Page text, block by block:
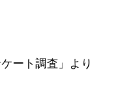
ート調査」より